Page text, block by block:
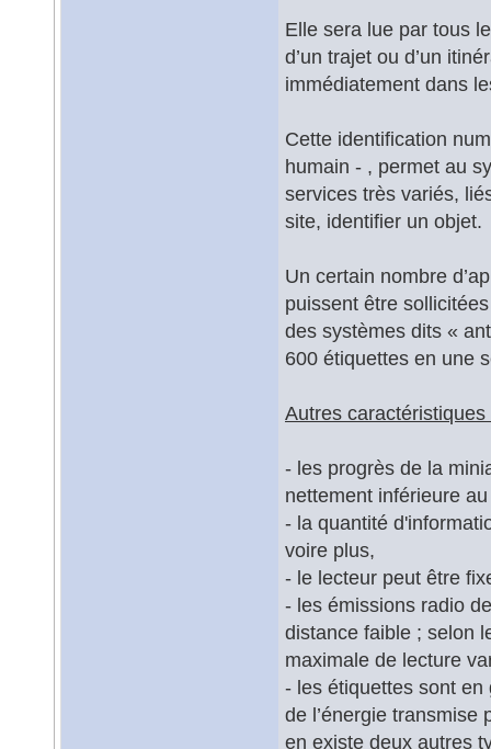
Elle sera lue par tous
d’un trajet ou d’un
immédiatement dans
Cette identification
humain - , permet au
services très variés,
site, identifier un objet.
Un certain nombre
puissent être
des systèmes dits «
600 étiquettes en une
Autres caractéristiques
- les progrès de la
nettement inférieure
- la quantité
voire plus,
- le lecteur peut être
- les émissions radio
distance faible ; selon
maximale de lecture
- les étiquettes sont en
de l’énergie transmise
en existe deux autres